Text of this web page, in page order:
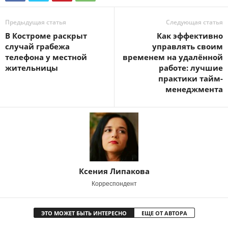
Предыдущая статья
В Костроме раскрыт
случай грабежа
телефона у местной
жительницы
Следующая статья
Как эффективно
управлять своим
временем на удалённой
работе: лучшие
практики тайм-
менеджмента
Ксения Липакова
Корреспондент
ЭТО МОЖЕТ БЫТЬ ИНТЕРЕСНО ЕЩЕ ОТ АВТОРА